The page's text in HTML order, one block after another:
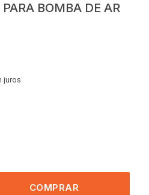
BOMBA DE AR
juros
COMPRAR